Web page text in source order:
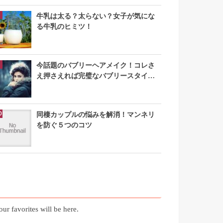
牛乳は太る？太らない？女子が気にな
る牛乳のヒミツ！
今話題のバブリーヘアメイク！コレさ
え押さえれば完璧なバブリースタイル
同棲カップルの悩みを解消！マンネリ
を防ぐ５つのコツ
favorites will be here.